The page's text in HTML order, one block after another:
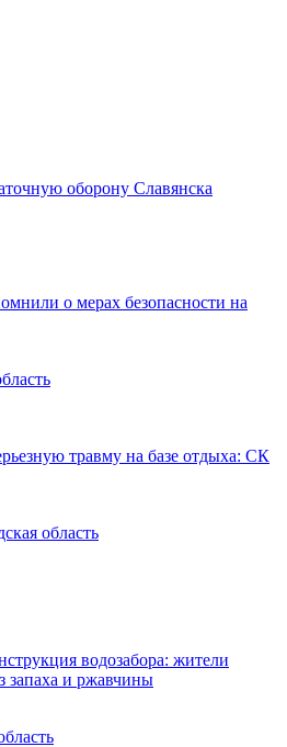
оборону Славянска
о мерах безопасности на
травму на базе отдыха: СК
область
водозабора: жители
запаха и ржавчины